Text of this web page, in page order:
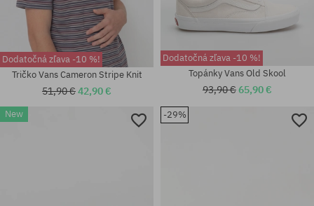
Dostupné veľkosti:
Dodatočná zľava -10 %!
Tričko Vans Cameron Stripe Knit
51,90 €42,90 €
Dodatočná zľava -10 %!
Topánky Vans Old Skool
93,90 €65,90 €
New -29%